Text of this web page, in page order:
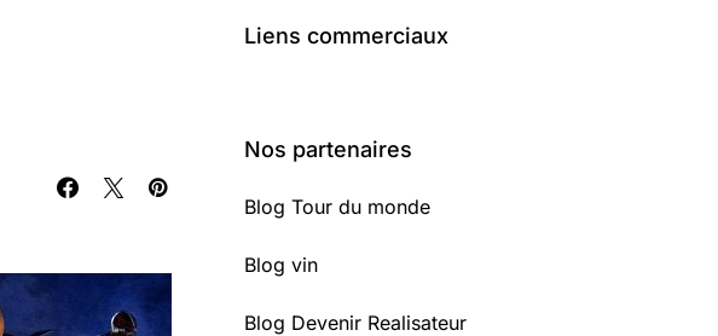
Liens commerciaux
Nos partenaires
Blog Tour du monde
Blog vin
Blog Devenir Realisateur